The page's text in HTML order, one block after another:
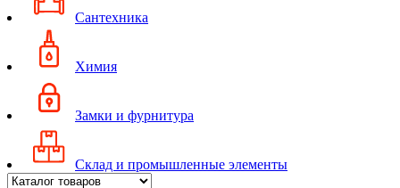
Сантехника
Химия
Замки и фурнитура
Склад и промышленные элементы